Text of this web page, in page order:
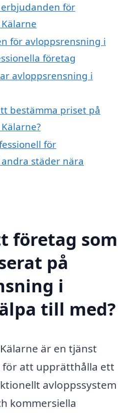
för
för avloppsrensning i
företag
avloppsrensning i
bestämma priset på
för
städer nära
företag som
på
i
till med?
är en tjänst
för att upprätthålla ett
avloppssystem
kommersiella